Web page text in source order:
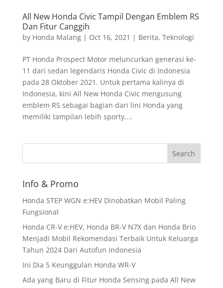
All New Honda Civic Tampil Dengan Emblem RS
Dan Fitur Canggih
by Honda Malang| Oct 16, 2021 | Berita, Teknologi
PT Honda Prospect Motor meluncurkan generasi ke-
11 dari sedan legendaris Honda Civic di Indonesia
pada 28 Oktober 2021. Untuk pertama kalinya di
Indonesia, kini All New Honda Civic mengusung
emblem RS sebagai bagian dari lini Honda yang
memiliki tampilan lebih sporty,...
Info & Promo
Honda STEP WGN e:HEV Dinobatkan Mobil Paling
Fungsional
Honda CR-V e:HEV, Honda BR-V N7X dan Honda Brio
Menjadi Mobil Rekomendasi Terbaik Untuk Keluarga
Tahun 2024 Dari Autofun Indonesia
Ini Dia 5 Keunggulan Honda WR-V
Ada yang Baru di Fitur Honda Sensing pada All New